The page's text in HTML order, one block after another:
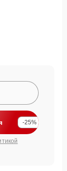
-25%